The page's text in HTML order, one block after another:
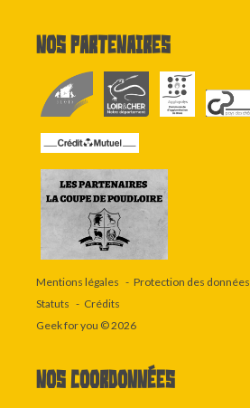
Nos partenaires
Mentions légales
Protection des données
Statuts
Crédits
Geek for you © 2026
Nos coordonnées